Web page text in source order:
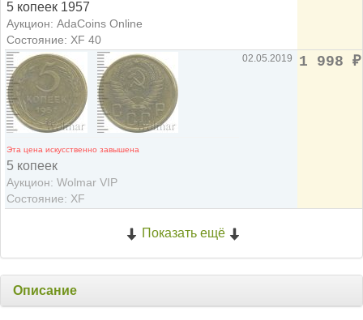
5 копеек 1957
Аукцион: AdaCoins Online
Состояние: XF 40
Эта цена искусственно завышена
5 копеек
Аукцион: Wolmar VIP
Состояние: XF
02.05.2019 1 998 ₽
Показать ещё
Описание